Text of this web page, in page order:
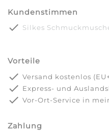
Kundenstimmen
done Silkes
Vorteile
done Versand kostenlos
done Express- und
done Vor-Ort-Service in
Zahlung